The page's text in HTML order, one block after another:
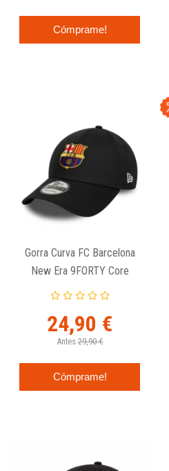
Cómprame!
Gorra Curva FC Barcelona
New Era 9FORTY Core
Negra
24,90 €
Antes 29,90 €
Cómprame!